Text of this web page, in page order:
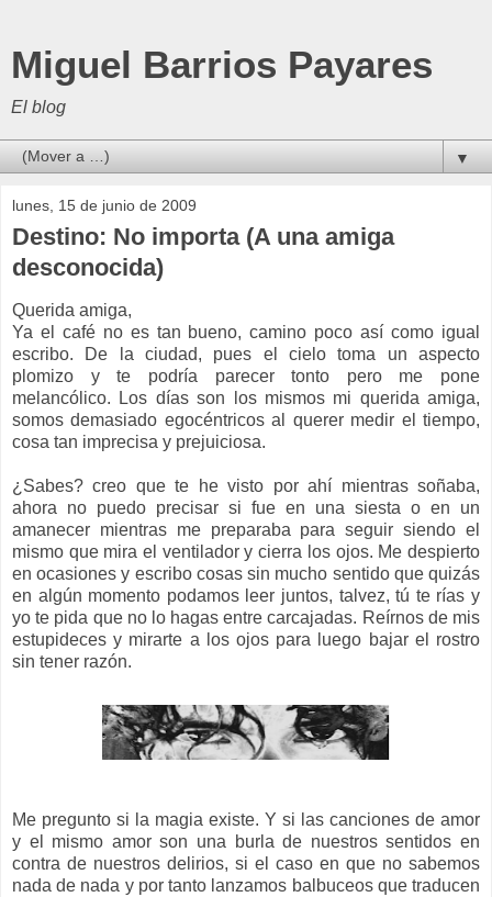
Miguel Barrios Payares
El blog
▼
lunes, 15 de junio de 2009
Destino: No importa (A una amiga
desconocida)
Querida amiga,
Ya el café no es tan bueno, camino poco así como igual
escribo. De la ciudad, pues el cielo toma un aspecto
plomizo y te podría parecer tonto pero me pone
melancólico. Los días son los mismos mi querida amiga,
somos demasiado egocéntricos al querer medir el tiempo,
cosa tan imprecisa y prejuiciosa.
¿Sabes? creo que te he visto por ahí mientras soñaba,
ahora no puedo precisar si fue en una siesta o en un
amanecer mientras me preparaba para seguir siendo el
mismo que mira el ventilador y cierra los ojos. Me despierto
en ocasiones y escribo cosas sin mucho sentido que quizás
en algún momento podamos leer juntos, talvez, tú te rías y
yo te pida que no lo hagas entre carcajadas. Reírnos de mis
estupideces y mirarte a los ojos para luego bajar el rostro
sin tener razón.
Me pregunto si la magia existe. Y si las canciones de amor
y el mismo amor son una burla de nuestros sentidos en
contra de nuestros delirios, si el caso en que no sabemos
nada de nada y por tanto lanzamos balbuceos que traducen